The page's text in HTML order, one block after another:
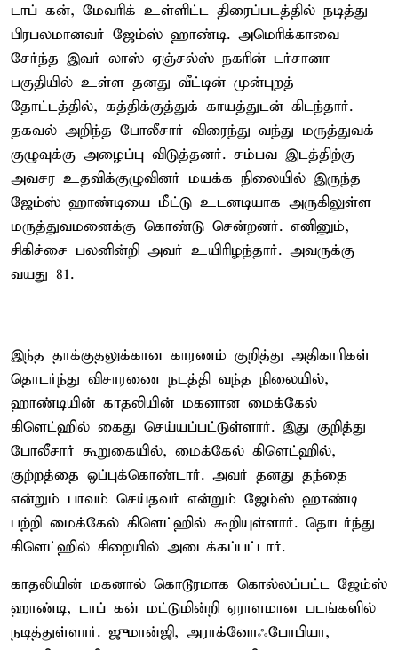
டாப் கன், மேவரிக் உள்ளிட்ட திரைப்படத்தில் நடித்து
பிரபலமானவர் ஜேம்ஸ் ஹாண்டி. அமெரிக்காவை
சேர்ந்த இவர் லாஸ் ஏஞ்சல்ஸ் நகரின் டர்சானா
பகுதியில் உள்ள தனது வீட்டின் முன்புறத்
தோட்டத்தில், கத்திக்குத்துக் காயத்துடன் கிடந்தார்.
தகவல் அறிந்த போலீசார் விரைந்து வந்து மருத்துவக்
குழுவுக்கு அழைப்பு விடுத்தனர். சம்பவ இடத்திற்கு
அவசர உதவிக்குழுவினர் மயக்க நிலையில் இருந்த
ஜேம்ஸ் ஹாண்டியை மீட்டு உடனடியாக அருகிலுள்ள
மருத்துவமனைக்கு கொண்டு சென்றனர். எனினும்,
சிகிச்சை பலனின்றி அவர் உயிரிழந்தார். அவருக்கு
வயது 81.
இந்த தாக்குதலுக்கான காரணம் குறித்து அதிகாரிகள்
தொடர்ந்து விசாரணை நடத்தி வந்த நிலையில்,
ஹாண்டியின் காதலியின் மகனான மைக்கேல்
கிளெட்ஹில் கைது செய்யப்பட்டுள்ளார். இது குறித்து
போலீசார் கூறுகையில், மைக்கேல் கிளெட்ஹில்,
குற்றத்தை ஒப்புக்கொண்டார். அவர் தனது தந்தை
என்றும் பாவம் செய்தவர் என்றும் ஜேம்ஸ் ஹாண்டி
பற்றி மைக்கேல் கிளெட்ஹில் கூறியுள்ளார். தொடர்ந்து
கிளெட்ஹில் சிறையில் அடைக்கப்பட்டார்.
காதலியின் மகனால் கொடூரமாக கொல்லப்பட்ட ஜேம்ஸ்
ஹாண்டி, டாப் கன் மட்டுமின்றி ஏராளமான படங்களில்
நடித்துள்ளார். ஜுமான்ஜி, அராக்னோஃபோபியா,